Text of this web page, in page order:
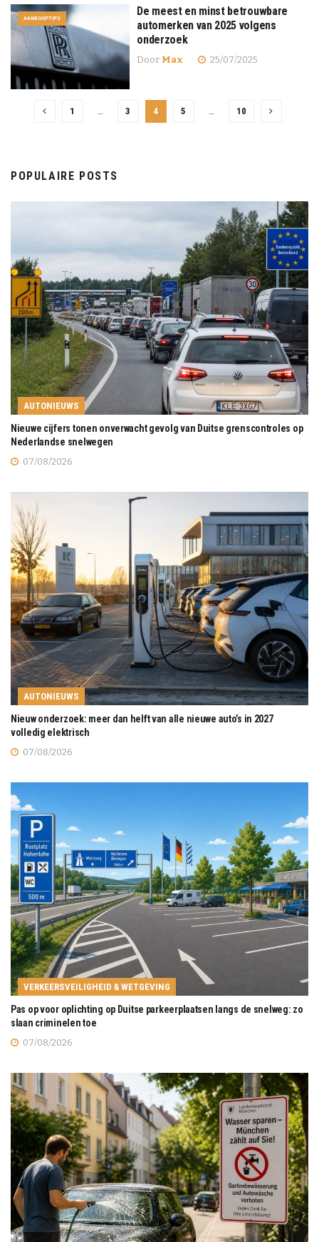
AANKOOPTIPS
De meest en minst betrouwbare
automerken van 2025 volgens
onderzoek
Door Max 25/07/2025
1 … 3 4 5 … 10
POPULAIRE POSTS
AUTONIEUWS
Nieuwe cijfers tonen onverwacht gevolg van Duitse grenscontroles op
Nederlandse snelwegen
07/08/2026
AUTONIEUWS
Nieuw onderzoek: meer dan helft van alle nieuwe auto’s in 2027
volledig elektrisch
07/08/2026
VERKEERSVEILIGHEID & WETGEVING
Pas op voor oplichting op Duitse parkeerplaatsen langs de snelweg: zo
slaan criminelen toe
07/08/2026